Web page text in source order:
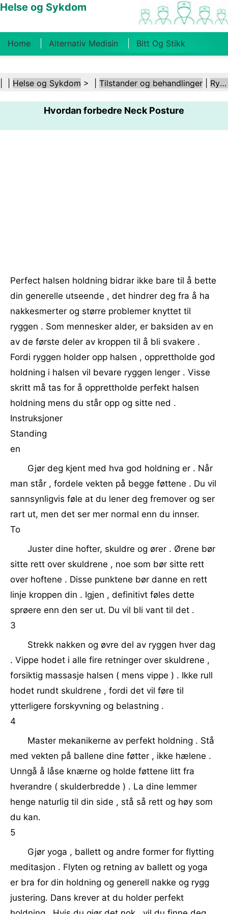
Helse og Sykdom
Home Alternativ Medisin Bitt Og Stikk
Kosthold Og Ernæring Familiehelse
Helsebransjen Psykisk Helse Folkehelse Og
Sikkerhet Kirurgi Og Prosedyrer Helse
Helse og Sykdom > | Tilstander og behandlinger Ryggsmerter
Hvordan forbedre Neck Posture
Perfect halsen holdning bidrar ikke bare til å bette
din generelle utseende , det hindrer deg fra å ha
nakkesmerter og større problemer knyttet til
ryggen . Som mennesker alder, er baksiden av en
av de første deler av kroppen til å bli svakere .
Fordi ryggen holder opp halsen , opprettholde god
holdning i halsen vil bevare ryggen lenger . Visse
skritt må tas for å opprettholde perfekt halsen
holdning mens du står opp og sitte ned .
Instruksjoner
Standing
en
Gjør deg kjent med hva god holdning er . Når
man står , fordele vekten på begge føttene . Du vil
sannsynligvis føle at du lener deg fremover og ser
rart ut, men det ser mer normal enn du innser.
To
Juster dine hofter, skuldre og ører . Ørene bør
sitte rett over skuldrene , noe som bør sitte rett
over hoftene . Disse punktene bør danne en rett
linje kroppen din . Igjen , definitivt føles dette
sprøere enn den ser ut. Du vil bli vant til det .
3
Strekk nakken og øvre del av ryggen hver dag
. Vippe hodet i alle fire retninger over skuldrene ,
forsiktig massasje halsen ( mens vippe ) . Ikke rull
hodet rundt skuldrene , fordi det vil føre til
ytterligere forskyvning og belastning .
4
Master mekanikerne av perfekt holdning . Stå
med vekten på ballene dine føtter , ikke hælene .
Unngå å låse knærne og holde føttene litt fra
hverandre ( skulderbredde ) . La dine lemmer
henge naturlig til din side , stå så rett og høy som
du kan.
5
Gjør yoga , ballett og andre former for flytting
meditasjon . Flyten og retning av ballett og yoga
er bra for din holdning og generell nakke og rygg
justering. Dans krever at du holder perfekt